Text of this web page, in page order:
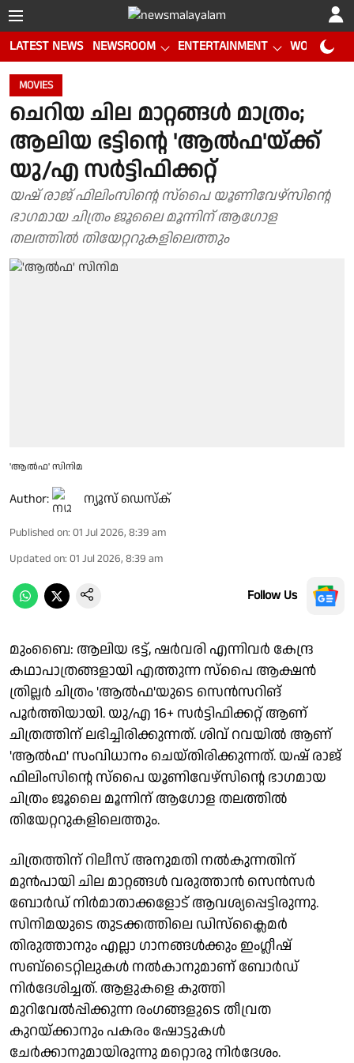
LATEST NEWS NEWSROOM ENTERTAINMENT WORLD CUP
MOVIES
ചെറിയ ചില മാറ്റങ്ങൾ മാത്രം;
ആലിയ ഭട്ടിന്റെ 'ആൽഫ'യ്ക്ക്
യു/എ സർട്ടിഫിക്കറ്റ്
യഷ് രാജ് ഫിലിംസിന്റെ സ്പൈ യൂണിവേഴ്സിന്റെ
ഭാഗമായ ചിത്രം ജൂലൈ മൂന്നിന് ആഗോള
തലത്തിൽ തിയേറ്ററുകളിലെത്തും
'ആൽഫ' സിനിമ
Author: ന്യൂസ് ഡെസ്ക്
Published on: 01 Jul 2026, 8:39 am
Updated on: 01 Jul 2026, 8:39 am
Follow Us
മുംബൈ: ആലിയ ഭട്ട്, ഷർവരി എന്നിവർ കേന്ദ്ര
കഥാപാത്രങ്ങളായി എത്തുന്ന സ്പൈ ആക്ഷൻ
ത്രില്ലർ ചിത്രം 'ആൽഫ'യുടെ സെൻസറിങ്
പൂർത്തിയായി. യു/എ 16+ സർട്ടിഫിക്കറ്റ് ആണ്
ചിത്രത്തിന് ലഭിച്ചിരിക്കുന്നത്. ശിവ് റവയിൽ ആണ്
'ആൽഫ' സംവിധാനം ചെയ്തിരിക്കുന്നത്. യഷ് രാജ്
ഫിലിംസിന്റെ സ്പൈ യൂണിവേഴ്സിന്റെ ഭാഗമായ
ചിത്രം ജൂലൈ മൂന്നിന് ആഗോള തലത്തിൽ
തിയേറ്ററുകളിലെത്തും.
ചിത്രത്തിന് റിലീസ് അനുമതി നൽകുന്നതിന്
മുൻപായി ചില മാറ്റങ്ങൾ വരുത്താൻ സെൻസർ
ബോർഡ് നിർമാതാക്കളോട് ആവശ്യപ്പെട്ടിരുന്നു.
സിനിമയുടെ തുടക്കത്തിലെ ഡിസ്‌ക്ലൈമർ
തിരുത്താനും എല്ലാ ഗാനങ്ങൾക്കും ഇംഗ്ലീഷ്
സബ്ടൈറ്റിലുകൾ നൽകാനുമാണ് ബോർഡ്
നിർദേശിച്ചത്. ആളുകളെ കുത്തി
മുറിവേൽപ്പിക്കുന്ന രംഗങ്ങളുടെ തീവ്രത
കുറയ്ക്കാനും പകരം ഷോട്ടുകൾ
ചേർക്കാനുമായിരുന്നു മറ്റൊരു നിർദേശം.